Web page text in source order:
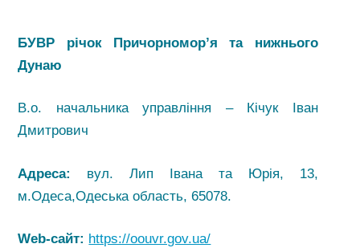
БУВР річок Причорномор’я та нижнього
Дунаю
В.о. начальника управління – Кічук Іван
Дмитрович
Адреса:
вул. Лип Івана та Юрія, 13,
м.Одеса,Одеська область, 65078.
Web-сайт: https://oouvr.gov.ua/